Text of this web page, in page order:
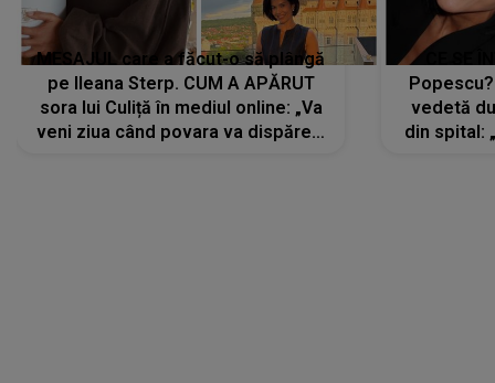
MESAJUL care a făcut-o să plângă
pe Ileana Sterp. CUM A APĂRUT
sora lui Culiță în mediul online: „Va
veni ziua când povara va dispărea,
vedetă
din spital: